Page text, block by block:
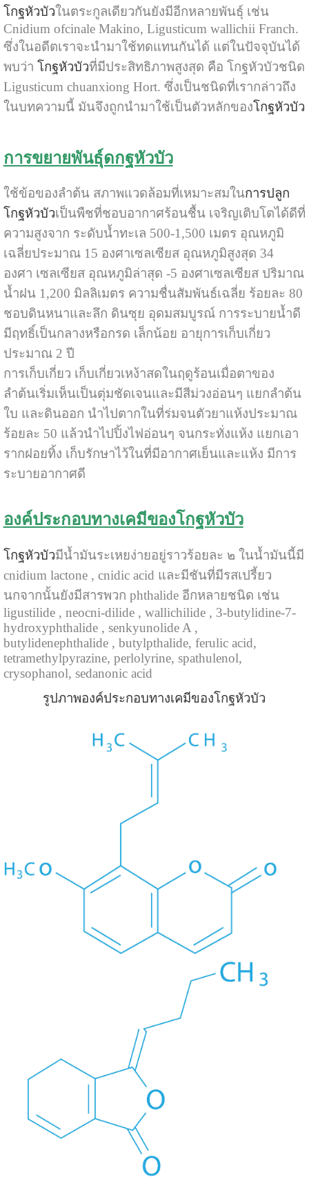
โกฐหัวบัวในตระกูลเดียวกันยังมีอีกหลายพันธุ์ เช่น
Cnidium ofcinale Makino, Ligusticum wallichii Franch.
ซึ่งในอดีตเราจะนำมาใช้ทดแทนกันได้ แต่ในปัจจุบันได้
พบว่า โกฐหัวบัวที่มีประสิทธิภาพสูงสุด คือ โกฐหัวบัวชนิด
Ligusticum chuanxiong Hort. ซึ่งเป็นชนิดที่เรากล่าวถึง
ในบทความนี้ มันจึงถูกนำมาใช้เป็นตัวหลักของโกฐหัวบัว
การขยายพันธุ์ดกฐหัวบัว
ใช้ข้อของลำต้น สภาพแวดล้อมที่เหมาะสมในการปลูก
โกฐหัวบัวเป็นพืชที่ชอบอากาศร้อนชื้น เจริญเติบโตได้ดีที่
ความสูงจาก ระดับน้ำทะเล 500-1,500 เมตร อุณหภูมิ
เฉลี่ยประมาณ 15 องศาเซลเซียส อุณหภูมิสูงสุด 34
องศา เซลเซียส อุณหภูมิล่าสุด -5 องศาเซลเซียส ปริมาณ
น้ำฝน 1,200 มิลลิเมตร ความชื่นสัมพันธ์เฉลี่ย ร้อยละ 80
ชอบดินหนาและลึก ดินซุย อุดมสมบูรณ์ การระบายน้ำดี
มีฤทธิ์เป็นกลางหรือกรด เล็กน้อย อายุการเก็บเกี่ยว
ประมาณ 2 ปี
การเก็บเกี่ยว เก็บเกี่ยวเหง้าสดในฤดูร้อนเมื่อตาของ
ลำต้นเริ่มเห็นเป็นตุ่มชัดเจนและมีสีม่วงอ่อนๆ แยกลำต้น
ใบ และดินออก นำไปตากในที่ร่มจนตัวยาแห้งประมาณ
ร้อยละ 50 แล้วนำไปปิ้งไฟอ่อนๆ จนกระทั่งแห้ง แยกเอา
รากฝอยทิ้ง เก็บรักษาไว้ในที่มีอากาศเย็นและแห้ง มีการ
ระบายอากาศดี
องค์ประกอบทางเคมีของโกฐหัวบัว
โกฐหัวบัวมีน้ำมันระเหยง่ายอยู่ราวร้อยละ ๒ ในน้ำมันนี้มี
cnidium lactone , cnidic acid และมีชันที่มีรสเปรี้ยว
นกจากนั้นยังมีสารพวก phthalide อีกหลายชนิด เช่น
ligustilide , neocni-dilide , wallichilide , 3-butylidine-7-
hydroxyphthalide , senkyunolide A ,
butylidenephthalide , butylpthalide, ferulic acid,
tetramethylpyrazine, perlolyrine, spathulenol,
crysophanol, sedanonic acid
รูปภาพองค์ประกอบทางเคมีของโกฐหัวบัว